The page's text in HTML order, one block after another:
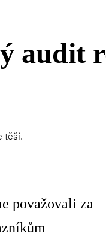
audit
těší.
považovali za